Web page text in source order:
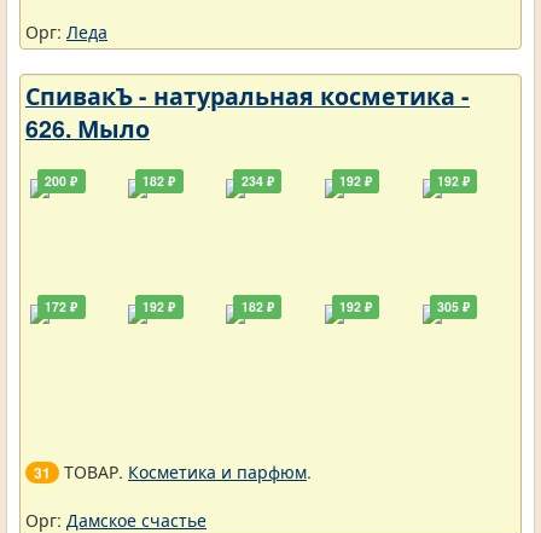
Орг: Леда
СпивакЪ - натуральная косметика -
626. Мыло
200 ₽
172 ₽
182 ₽
192 ₽
234 ₽
182 ₽
192 ₽
192 ₽
192 ₽
305 ₽
31 ТОВАР. Косметика и парфюм.
Орг: Дамское счастье